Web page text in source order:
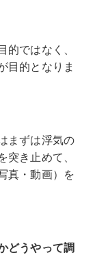
的ではなく、
目的となりま
まずは浮気の
突き止めて、
真・動画）を
どうやって調